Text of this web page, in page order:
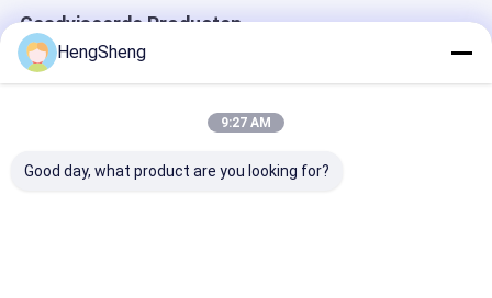
Geadviseerde Producten
HengSheng
9:27 AM
Good day, what product are you looking for?